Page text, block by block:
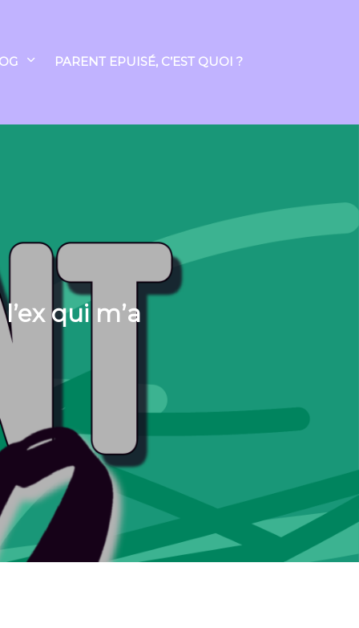
PARENT EPUISÉ, C’EST QUOI ?
qui m’a